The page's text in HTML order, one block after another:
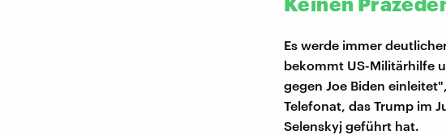
Es werde immer
bekommt US-Militärhilfe
gegen Joe Biden
Telefonat, das Trump im
Selenskyj geführt hat.